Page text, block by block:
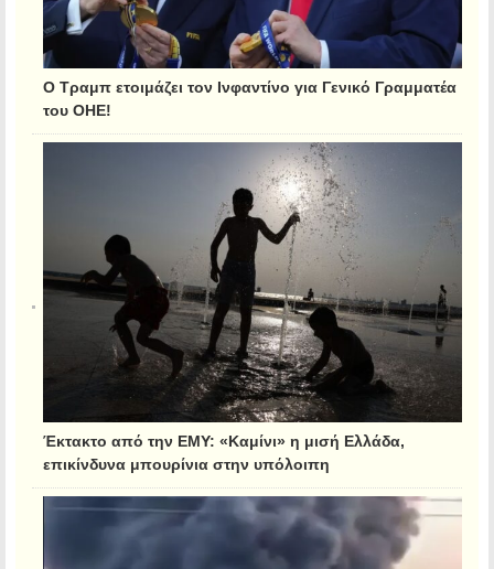
Ο Τραμπ ετοιμάζει τον Ινφαντίνο για Γενικό Γραμματέα
του ΟΗΕ!
Έκτακτο από την ΕΜΥ: «Καμίνι» η μισή Ελλάδα,
επικίνδυνα μπουρίνια στην υπόλοιπη